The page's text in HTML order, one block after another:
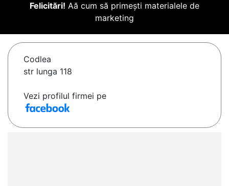
Felicitări! Aă cum să primești materialele de
marketing
Codlea
str lunga 118
Vezi profilul firmei pe